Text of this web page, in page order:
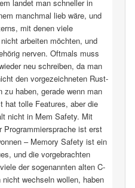
landet man schneller in
manchmal lieb wäre, und
mit denen viele
arbeiten möchten, und
nerven. Oftmals muss
neu schreiben, da man
den vorgezeichneten Rust-
zu haben, gerade wenn man
hat tolle Features, aber die
nicht in Mem Safety. Mit
Programmiersprache ist erst
– Memory Safety ist ein
und die vorgebrachten
der sogenannten alten C-
nicht wechseln wollen, haben